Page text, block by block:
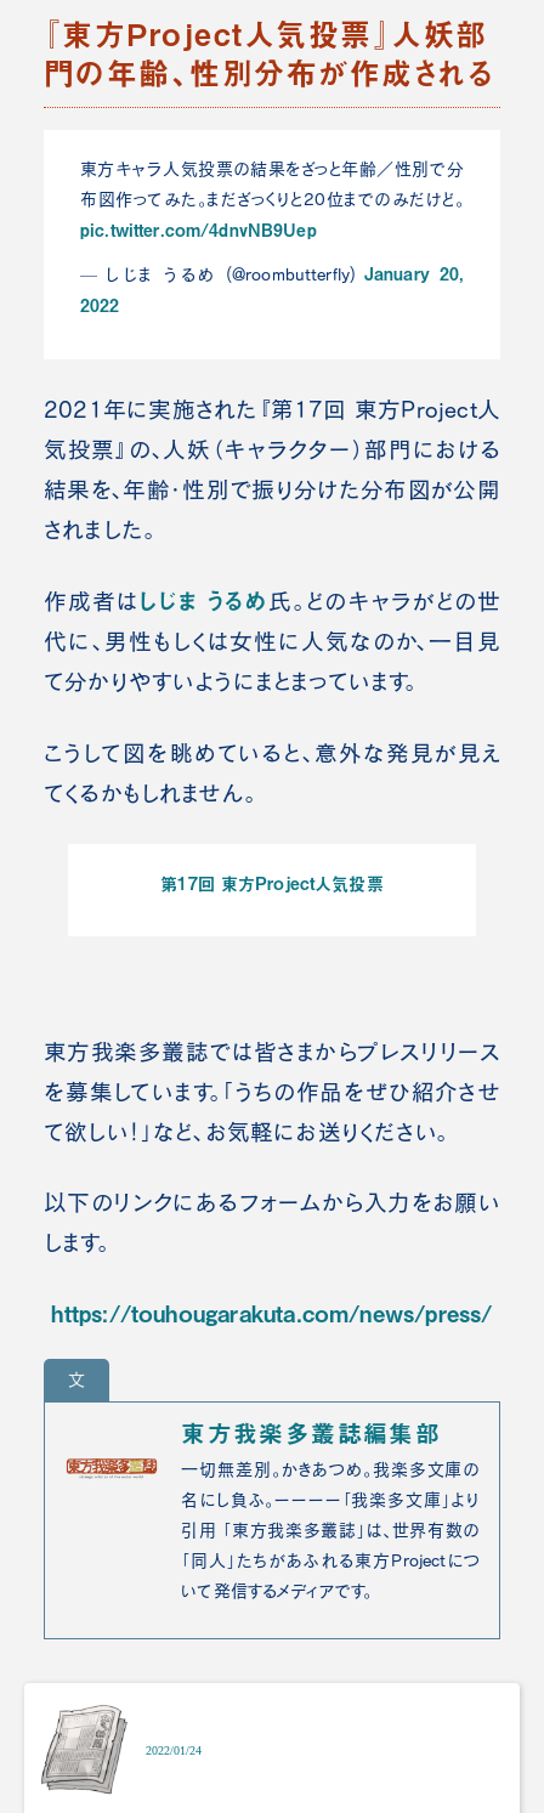
『東方Project人気投票』人妖部
門の年齢、性別分布が作成される
東方キャラ人気投票の結果をざっと年齢／性別で分
布図作ってみた。まだざっくりと20位までのみだけど。
pic.twitter.com/4dnvNB9Uep
— しじま うるめ (@roombutterfly) January 20,
2022
2021年に実施された『第17回 東方Project人
気投票』の、人妖（キャラクター）部門における
結果を、年齢・性別で振り分けた分布図が公開
されました。
作成者は しじま うるめ 氏。どのキャラがどの世
代に、男性もしくは女性に人気なのか、一目見
て分かりやすいようにまとまっています。
こうして図を眺めていると、意外な発見が見え
てくるかもしれません。
第17回 東方Project人気投票
東方我楽多叢誌では皆さまからプレスリリース
を募集しています。「うちの作品をぜひ紹介させ
て欲しい！」など、お気軽にお送りください。
以下のリンクにあるフォームから入力をお願い
します。
https://touhougarakuta.com/news/press/
文
東方我楽多叢誌編集部
一切無差別。かきあつめ。我楽多文庫の
名にし負ふ。ーーーー「我楽多文庫」より
引用 「東方我楽多叢誌」は、世界有数の
「同人」たちがあふれる東方Projectにつ
いて発信するメディアです。
2022/01/24